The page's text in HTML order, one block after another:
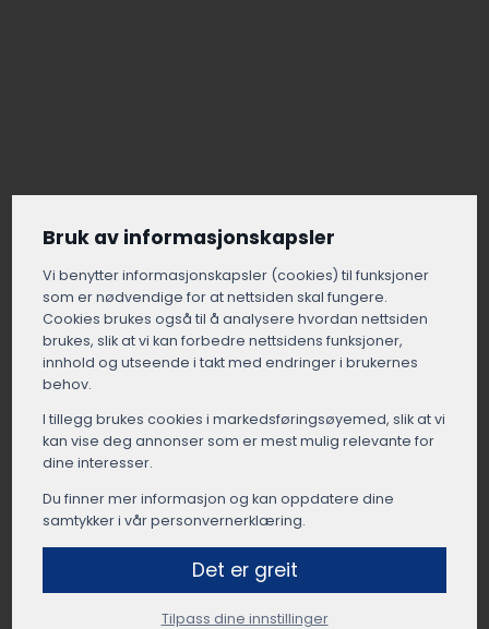
Bruk av informasjonskapsler
Vi benytter informasjons­kapsler (cookies) til funksjoner
som er nødvendige for at nettsiden skal fungere.
Cookies brukes også til å analysere hvordan nettsiden
brukes, slik at vi kan forbedre nettsidens funksjoner,
innhold og utseende i takt med endringer i brukernes
behov.
I tillegg brukes cookies i markedsførings­øyemed, slik at vi
kan vise deg annonser som er mest mulig relevante for
dine interesser.
Du finner mer informasjon og kan oppdatere dine
samtykker i vår personvernerklæring.
Det er greit
Tilpass dine innstillinger